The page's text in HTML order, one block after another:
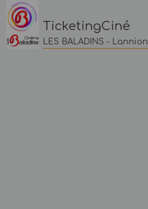
TicketingCiné
LES BALADINS - Lannion